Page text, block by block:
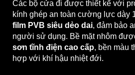
Các bộ cửa đi được thiết kế với
kính ghép an toàn cường lực dày
film PVB siêu dẻo dai, đảm bảo
người sử dụng. Bề mặt nhôm
sơn tĩnh điện cao cấp, bền màu
hợp với khí hậu nhiệt đới.